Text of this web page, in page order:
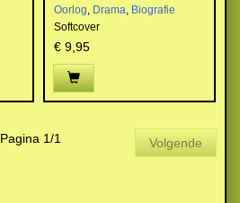
Oorlog, Drama, Biografie
Softcover
€ 9,95
Pagina 1/1 Volgende